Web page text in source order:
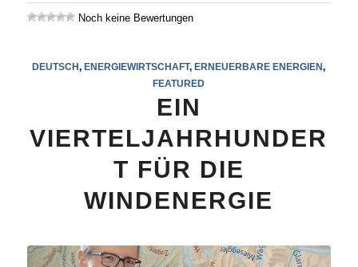
Noch keine Bewertungen
DEUTSCH,ENERGIEWIRTSCHAFT,ERNEUERBARE ENERGIEN,
FEATURED
EIN
VIERTELJAHRHUNDER
T FÜR DIE
WINDENERGIE